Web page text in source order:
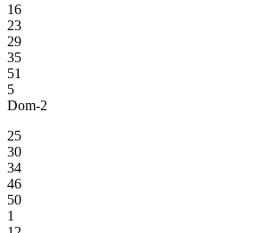
16
23
29
35
51
5
Dom-2
25
30
34
46
50
1